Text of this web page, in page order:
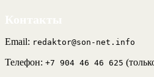
Email: redaktor@son-net.info
Телефон: +7 904 46 46 625